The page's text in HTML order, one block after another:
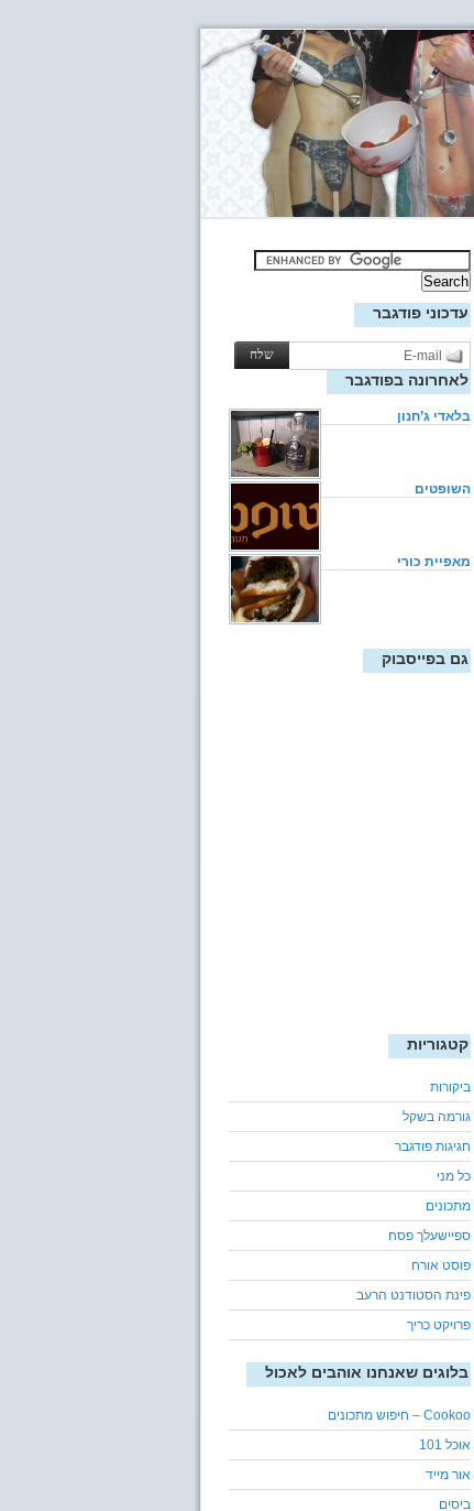
עדכוני פודגבר
לאחרונה בפודגבר
בלאדי ג’חנון
השופטים
מאפיית כורי
גם בפייסבוק
קטגוריות
ביקורות
גורמה בשקל
חגיגות פודגבר
כל מני
מתכונים
ספיישעלך פסח
פוסט אורח
פינת הסטודנט הרעב
פרויקט כריך
בלוגים שאנחנו אוהבים לאכול
Cookoo – חיפוש מתכונים
אוכל 101
אור מייד
ביסים